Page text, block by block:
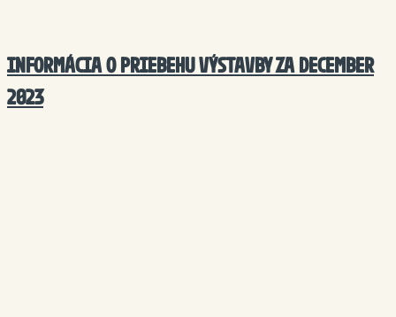
INFORMÁCIA O PRIEBEHU VÝSTAVBY ZA DECEMBER
2023